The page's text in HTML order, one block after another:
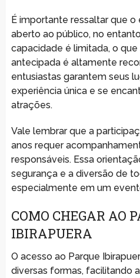
É importante ressaltar que
aberto ao público, no
capacidade é limitada, o
antecipada é altamente
entusiastas garantem seus
experiência única e se
atrações.
Vale lembrar que a
anos requer
responsáveis. Essa
segurança e a diversão de
especialmente em um
COMO CHEGAR AO
IBIRAPUERA
O acesso ao Parque
diversas formas, facilitando